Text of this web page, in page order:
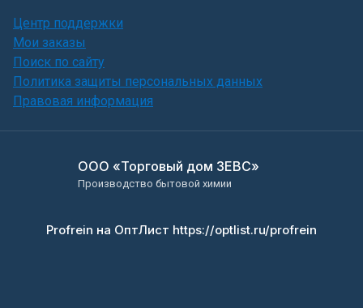
Центр поддержки
Мои заказы
Поиск по сайту
Политика защиты персональных данных
Правовая информация
ООО «Торговый дом ЗЕВС»
Производство бытовой химии
Profrein на ОптЛист https://optlist.ru/profrein